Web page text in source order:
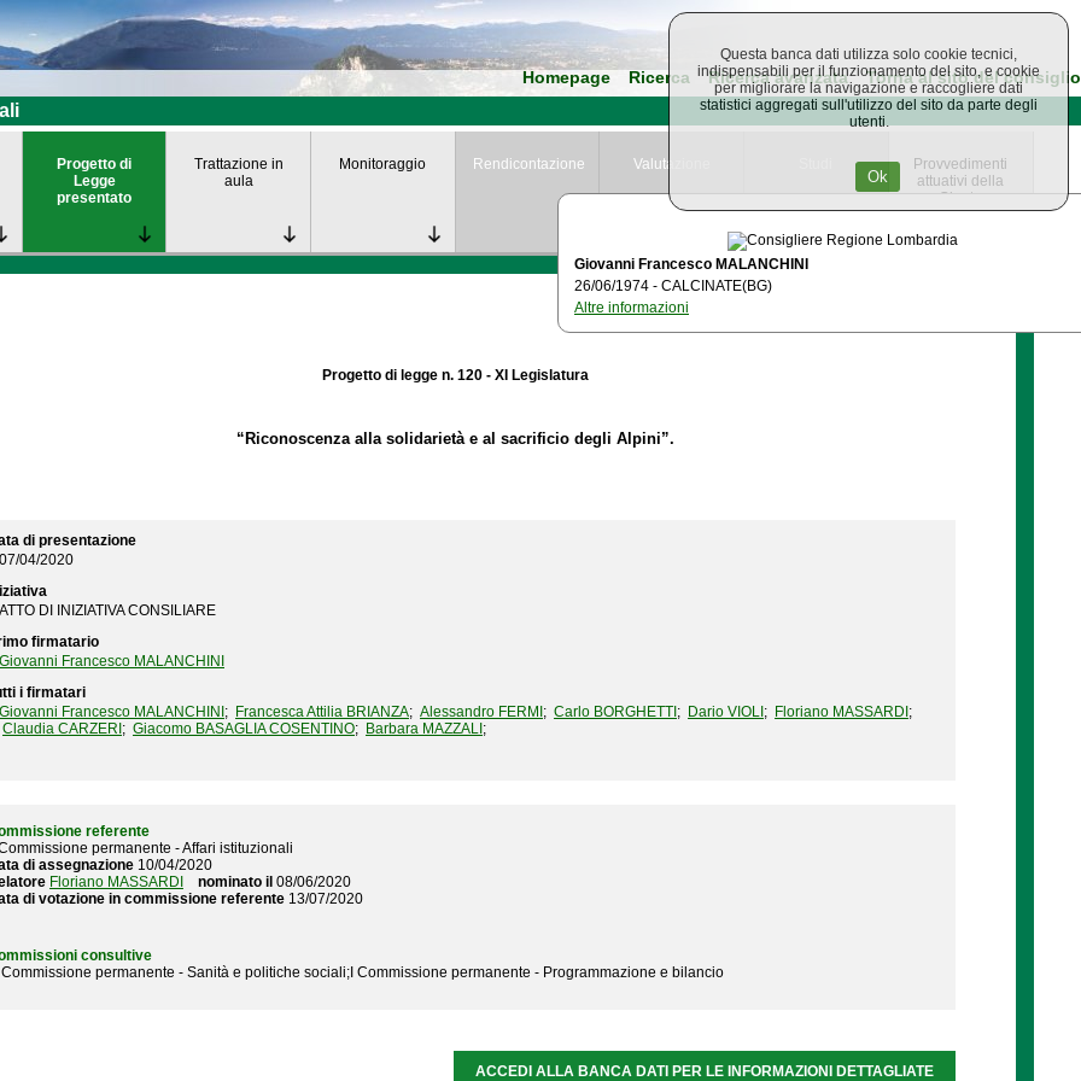
Homepage Ricerca Ricerca avanzata Torna al sito del consiglio
Progetto di
Legge
presentato
Trattazione in
aula
Monitoraggio Rendicontazione Valutazione
Provvedimenti
attuativi della
Giunta
Regionale
Progetto di legge n. 120 - XI Legislatura
“Riconoscenza alla solidarietà e al sacrificio degli Alpini”.
di presentazione
07/04/2020
ATTO DI INIZIATIVA CONSILIARE
firmatario
Giovanni Francesco MALANCHINI
i firmatari
Giovanni Francesco MALANCHINI ; Francesca Attilia BRIANZA; Alessandro FERMI ; Carlo BORGHETTI ; Dario VIOLI ; Floriano MASSARDI ;
Claudia CARZERI ; Giacomo BASAGLIA COSENTINO; Barbara MAZZALI ;
Giovanni Francesco MALANCHINI
26/06/1974 - CALCINATE(BG)
Altre informazioni
referente
Commissione permanente - Affari istituzionali
di assegnazione 10/04/2020
Floriano MASSARDI nominato il 08/06/2020
di votazione in commissione referente 13/07/2020
consultive
Commissione permanente - Sanità e politiche sociali;I Commissione permanente - Programmazione e bilancio
ACCEDI ALLA BANCA DATI PER LE INFORMAZIONI DETTAGLIATE
Questa banca dati utilizza solo cookie tecnici,
indispensabili per il funzionamento del sito, e cookie
per migliorare la navigazione e raccogliere dati
statistici aggregati sull'utilizzo del sito da parte degli
utenti.
Ok